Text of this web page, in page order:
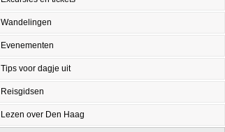
Wandelingen
Evenementen
Tips voor dagje uit
Reisgidsen
Lezen over Den Haag